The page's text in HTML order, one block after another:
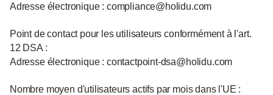
Adresse électronique : compliance@holidu.com
Point de contact pour les utilisateurs conformément à l'art.
12 DSA :
Adresse électronique : contactpoint-dsa@holidu.com
Nombre moyen d'utilisateurs actifs par mois dans l'UE :